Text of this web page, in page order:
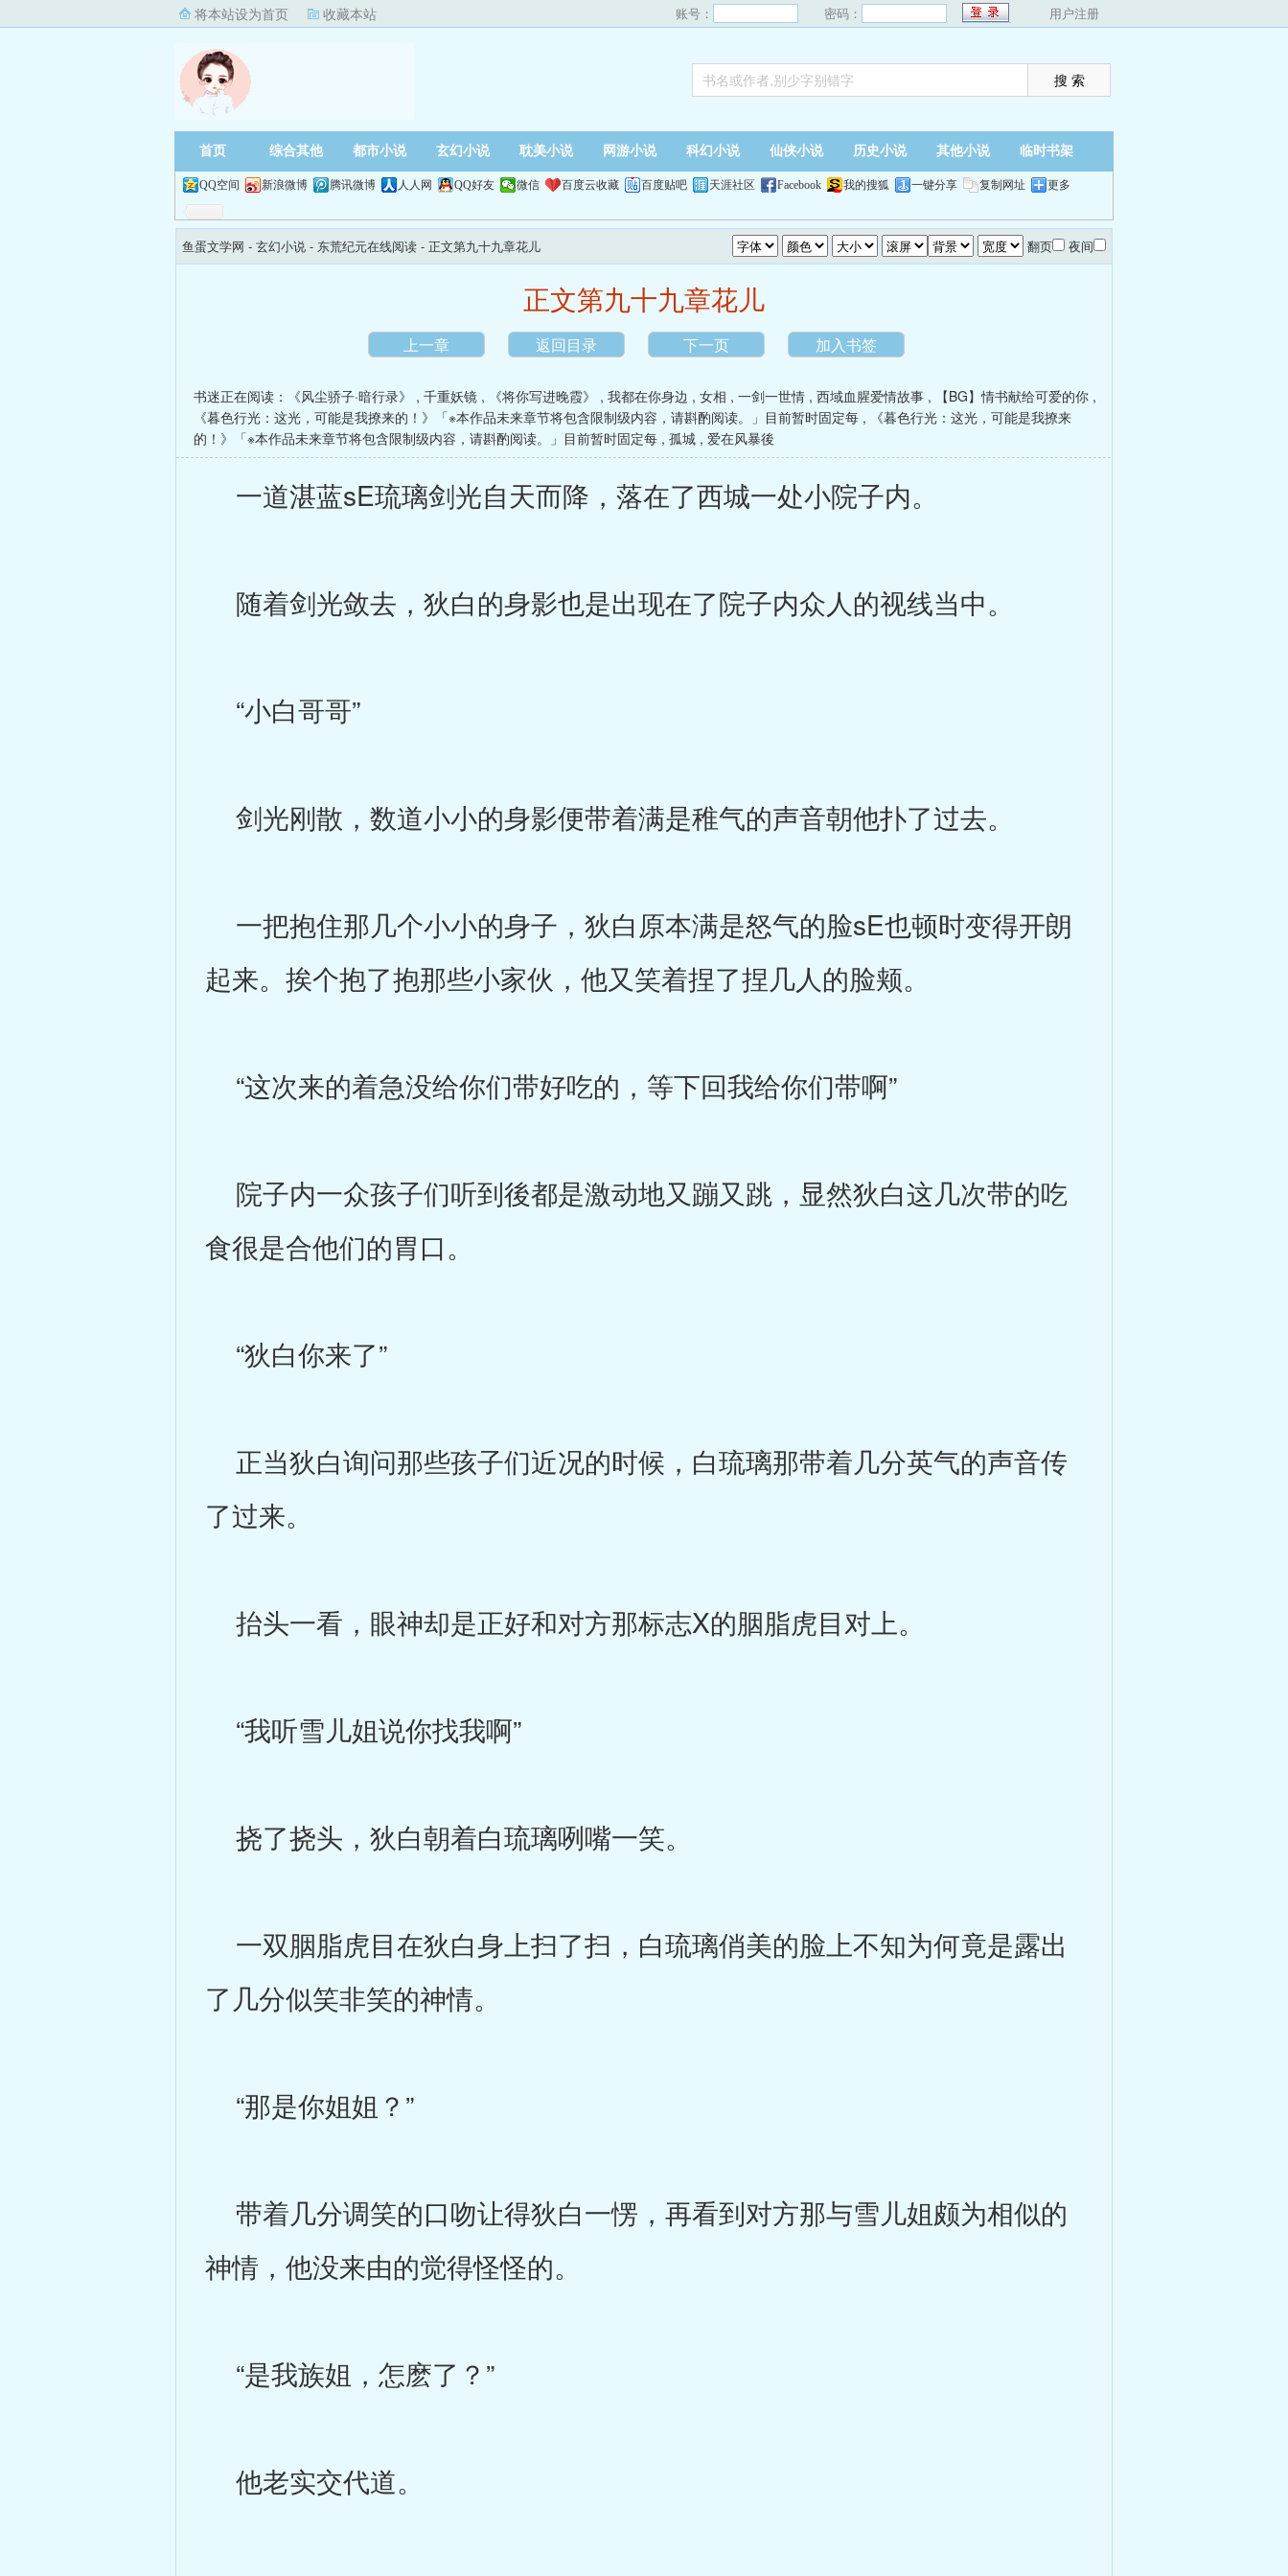
将本站设为首页 收藏本站 账号： 密码： 用户注册
首页 综合其他 都市小说 玄幻小说 耽美小说 网游小说 科幻小说 仙侠小说 历史小说 其他小说 临时书架
QQ空间 新浪微博 腾讯微博 人人网 QQ好友 微信 百度云收藏 百度贴吧 天涯社区 Facebook 我的搜狐 一键分享 复制网址 更多
鱼蛋文学网 - 玄幻小说 - 东荒纪元在线阅读 - 正文第九十九章花儿 翻页 夜间
正文第九十九章花儿
上一章 返回目录 下一页 加入书签
书迷正在阅读： 《风尘骄子·暗行录》 , 千重妖镜 , 《将你写进晚霞》 , 我都在你身边 , 女相 , 一剑一世情 , 西域血腥爱情故事 , 【BG】情书献给可爱的你 ,
《暮色行光：这光，可能是我撩来的！》「※本作品未来章节将包含限制级内容，请斟酌阅读。」目前暂时固定每 ,
《暮色行光：这光，可能是我撩来
的！》「※本作品未来章节将包含限制级内容，请斟酌阅读。」目前暂时固定每 , 孤城 , 爱在风暴後
一道湛蓝sE琉璃剑光自天而降，落在了西城一处小院子内。
随着剑光敛去，狄白的身影也是出现在了院子内众人的视线当中。
“小白哥哥”
剑光刚散，数道小小的身影便带着满是稚气的声音朝他扑了过去。
一把抱住那几个小小的身子，狄白原本满是怒气的脸sE也顿时变得开朗
起来。挨个抱了抱那些小家伙，他又笑着捏了捏几人的脸颊。
“这次来的着急没给你们带好吃的，等下回我给你们带啊”
院子内一众孩子们听到後都是激动地又蹦又跳，显然狄白这几次带的吃
食很是合他们的胃口。
“狄白你来了”
正当狄白询问那些孩子们近况的时候，白琉璃那带着几分英气的声音传
了过来。
抬头一看，眼神却是正好和对方那标志X的胭脂虎目对上。
“我听雪儿姐说你找我啊”
挠了挠头，狄白朝着白琉璃咧嘴一笑。
一双胭脂虎目在狄白身上扫了扫，白琉璃俏美的脸上不知为何竟是露出
了几分似笑非笑的神情。
“那是你姐姐？”
带着几分调笑的口吻让得狄白一愣，再看到对方那与雪儿姐颇为相似的
神情，他没来由的觉得怪怪的。
“是我族姐，怎麽了？”
他老实交代道。